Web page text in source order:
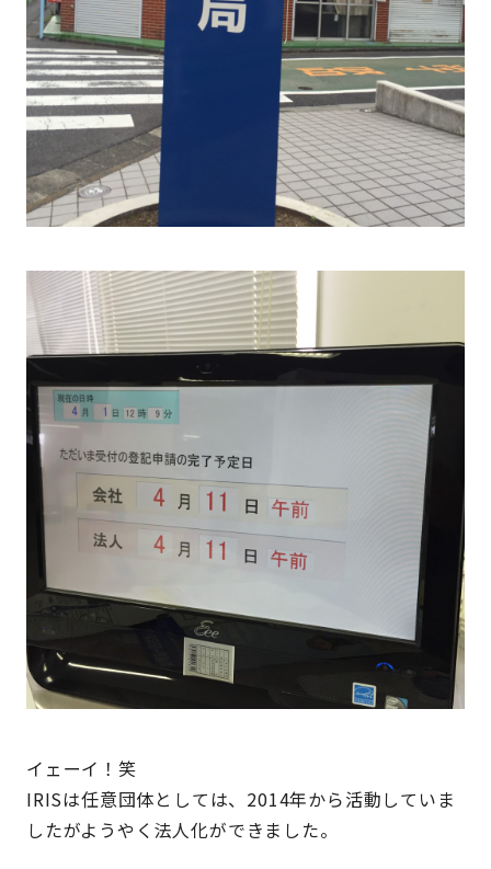
イェーイ！笑
IRISは任意団体としては、2014年から活動していま
したがようやく法人化ができました。